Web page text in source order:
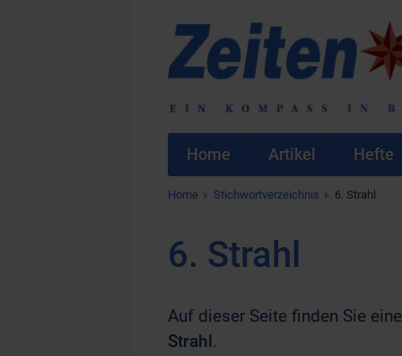
Home Artikel Hefte
Home Stichwortverzeichnis 6. Strahl
6. Strahl
Auf dieser Seite finden Sie
Strahl.